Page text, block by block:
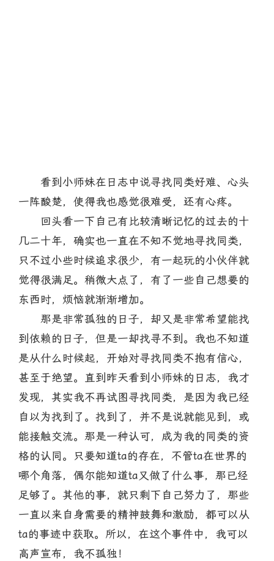
看到小师妹在日志中说寻找同类好难、心头
一阵酸楚，使得我也感觉很难受，还有心疼。
回头看一下自己有比较清晰记忆的过去的十
几二十年，确实也一直在不知不觉地寻找同类，
只不过小些时候追求很少，有一起玩的小伙伴就
觉得很满足。稍微大点了，有了一些自己想要的
东西时，烦恼就渐渐增加。
那是非常孤独的日子，却又是非常希望能找
到依赖的日子，但是一却找寻不到。我也不知道
是从什么时候起，开始对寻找同类不抱有信心，
甚至于绝望。直到昨天看到小师妹的日志，我才
发现，其实我不再试图寻找同类，是因为我已经
自以为找到了。找到了，并不是说就能见到，或
能接触交流。那是一种认可，成为我的同类的资
格的认同。只要知道ta的存在，不管ta在世界的
哪个角落，偶尔能知道ta又做了什么事，那已经
足够了。其他的事，就只剩下自己努力了，那些
一直以来自身需要的精神鼓舞和激励，都可以从
ta的事迹中获取。所以，在这个事件中，我可以
高声宣布，我不孤独！